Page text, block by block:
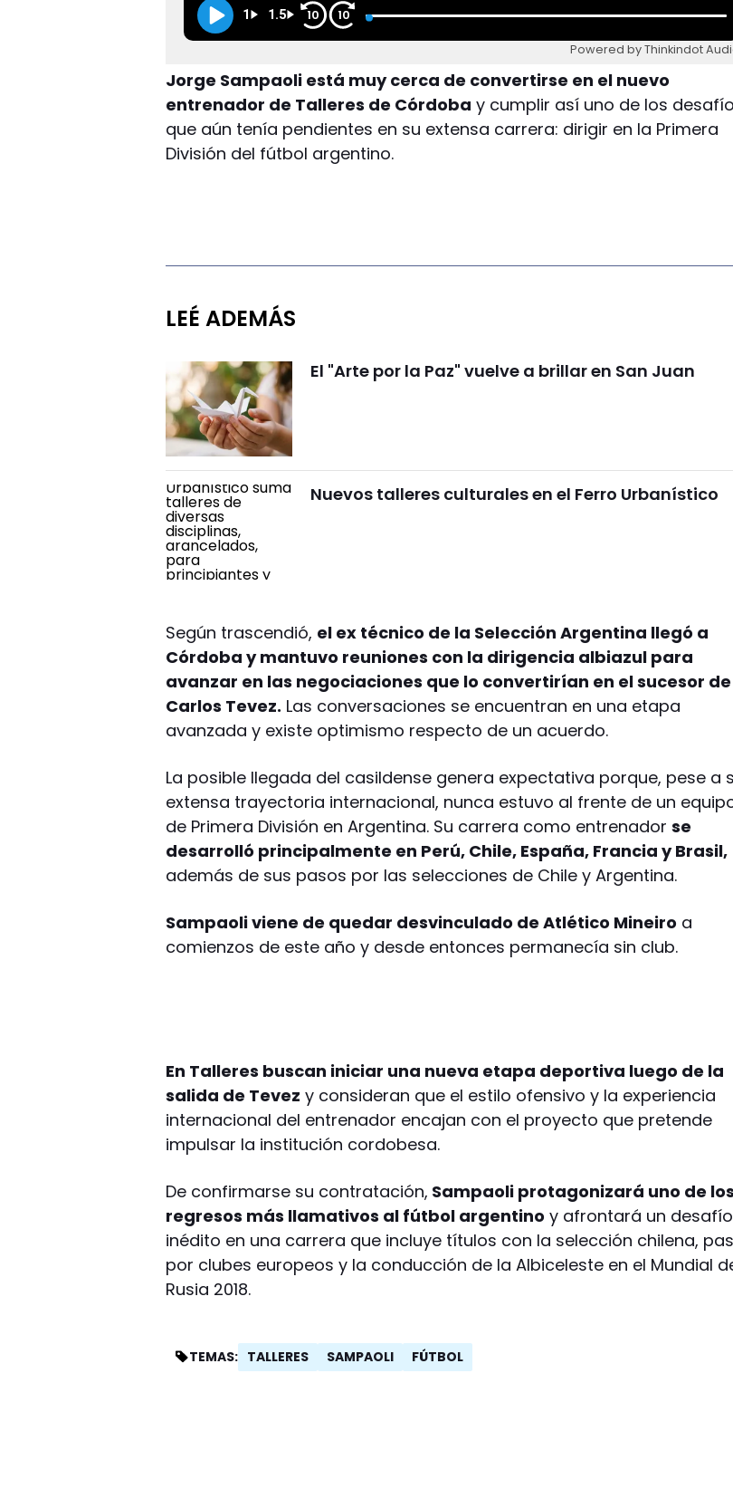
1 1.5 10 10
Powered by Thinkindot
Jorge Sampaoli está muy cerca de convertirse en el nuevo
entrenador de Talleres de Córdoba y cumplir así uno de los
que aún tenía pendientes en su extensa carrera: dirigir en la Primera
División del fútbol argentino.
LEÉ ADEMÁS
El "Arte por la Paz" vuelve a brillar en San Juan
Nuevos talleres culturales en el Ferro Urbanístico
Según trascendió, el ex técnico de la Selección Argentina llegó a
Córdoba y mantuvo reuniones con la dirigencia albiazul para
avanzar en las negociaciones que lo convertirían en el sucesor de
Carlos Tevez. Las conversaciones se encuentran en una etapa
avanzada y existe optimismo respecto de un acuerdo.
La posible llegada del casildense genera expectativa porque, pese a
extensa trayectoria internacional, nunca estuvo al frente de un
de Primera División en Argentina. Su carrera como entrenadorse
desarrolló principalmente en Perú, Chile, España, Francia y Brasil,
además de sus pasos por las selecciones de Chile y Argentina.
Sampaoli viene de quedar desvinculado de Atlético Mineiro a
comienzos de este año y desde entonces permanecía sin club.
En Talleres buscan iniciar una nueva etapa deportiva luego de la
salida de Tevez y consideran que el estilo ofensivo y la experiencia
internacional del entrenador encajan con el proyecto que pretende
impulsar la institución cordobesa.
De confirmarse su contratación, Sampaoli protagonizará uno de los
regresos más llamativos al fútbol argentino y afrontará un desafío
inédito en una carrera que incluye títulos con la selección chilena,
por clubes europeos y la conducción de la Albiceleste en el Mundial
Rusia 2018.
TEMAS: TALLERES SAMPAOLI FÚTBOL